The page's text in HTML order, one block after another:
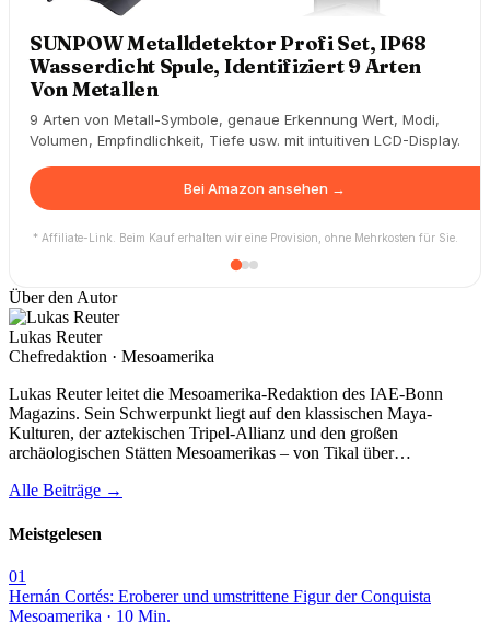
Das Reich der Azteken: Geschichte und
Kultur
Das Reich der Azteken: Geschichte und Kultur | Riese,
Bücher mit Versand und Verkauf duch Amazon.
Bei Amazon ansehen →
* Affiliate-Link. Beim Kauf erhalten wir eine Provision, ohne Mehrkosten für Sie.
Lukas Reuter
Chefredaktion · Mesoamerika